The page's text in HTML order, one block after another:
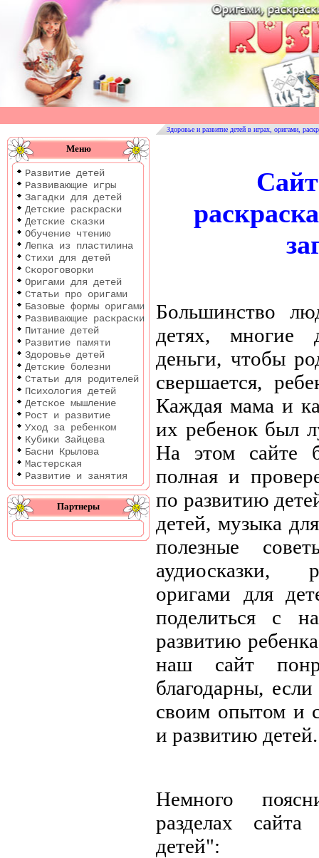
Оригами
|
Раскраски
Развитие
детей
Меню
Развитие детей
Развивающие игры
Загадки для детей
Детские раскраски
Детские сказки
Обучение чтению
Лепка из пластилина
Стихи для детей
Скороговорки
Оригами для детей
Статьи про оригами
Базовые формы оригами
Развивающие раскраски
Питание детей
Развитие памяти
Здоровье детей
Детские болезни
Статьи для родителей
Психология детей
Детское мышление
Рост и развитие
Уход за ребенком
Кубики Зайцева
Басни Крылова
Мастерская
Развитие и занятия
Партнеры
Здоровье и развитие детей в играх, оригами,
Большинство
детях, многие
деньги, чтобы
свершается,
Каждая мама и
их ребенок был
На этом сайте
полная и
по развитию
детей, музыка
полезные
аудиосказки,
оригами для
поделиться с
развитию
наш сайт
благодарны,
своим опытом и
и развитию детей.
Немного
разделах
детей":